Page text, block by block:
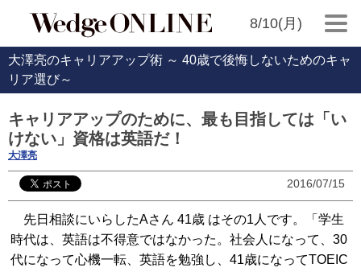
8/10(月)
大澤亮のキャリアアップ術 ～ 40歳で後悔しないためのキャ
リア選び～
キャリアアップのために、最も目指しては「い
けない」資格は英語だ！
大澤亮
2016/07/15
先日相談にいらしたAさん 41歳 はその1人です。「学生
時代は、英語は不得意ではなかった。社会人になって、30
代になって心機一転、英語を勉強し、41歳になってTOEIC